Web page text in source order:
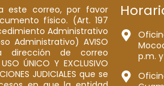
este correo, por favor
físico. (Art. 197
Administrativo
Administrativo) AVISO
dirección de correo
ÚNICO Y EXCLUSIVO
JUDICIALES que se
p.m.